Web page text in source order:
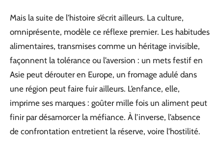
Mais la suite de l’histoire s’écrit ailleurs. La culture,
omniprésente, modèle ce réflexe premier. Les habitudes
alimentaires, transmises comme un héritage invisible,
façonnent la tolérance ou l’aversion : un mets festif en
Asie peut dérouter en Europe, un fromage adulé dans
une région peut faire fuir ailleurs. L’enfance, elle,
imprime ses marques : goûter mille fois un aliment peut
finir par désamorcer la méfiance. À l’inverse, l’absence
de confrontation entretient la réserve, voire l’hostilité.